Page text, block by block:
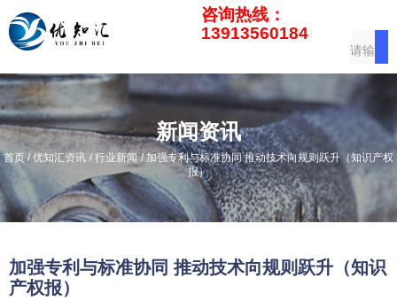
咨询热线：
13913560184
新闻资讯
首页/优知汇资讯 / 行业新闻 /加强专利与标准协同 推动技术向规则跃升（知识产权
报）
加强专利与标准协同 推动技术向规则跃升（知识
产权报）